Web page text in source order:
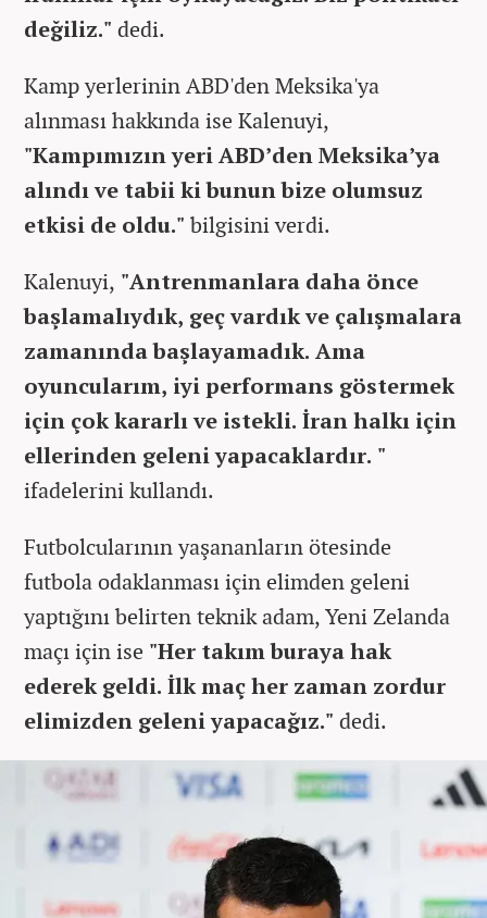
değiliz." dedi.
Kamp yerlerinin ABD'den Meksika'ya
alınması hakkında ise Kalenuyi,
"Kampımızın yeri ABD’den Meksika’ya
alındı ve tabii ki bunun bize olumsuz
etkisi de oldu." bilgisini verdi.
Kalenuyi, "Antrenmanlara daha önce
başlamalıydık, geç vardık ve çalışmalara
zamanında başlayamadık. Ama
oyuncularım, iyi performans göstermek
için çok kararlı ve istekli. İran halkı için
ellerinden geleni yapacaklardır. "
ifadelerini kullandı.
Futbolcularının yaşananların ötesinde
futbola odaklanması için elimden geleni
yaptığını belirten teknik adam, Yeni Zelanda
maçı için ise "Her takım buraya hak
ederek geldi. İlk maç her zaman zordur
elimizden geleni yapacağız." dedi.